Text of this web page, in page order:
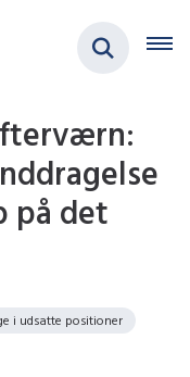
på det
i udsatte positioner